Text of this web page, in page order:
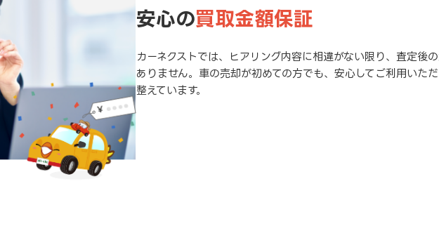
安心の買取金額保証
カーネクストでは、ヒアリング内容に相違がない限り、査定後
ありません。車の売却が初めての方でも、安心してご利用いた
整えています。